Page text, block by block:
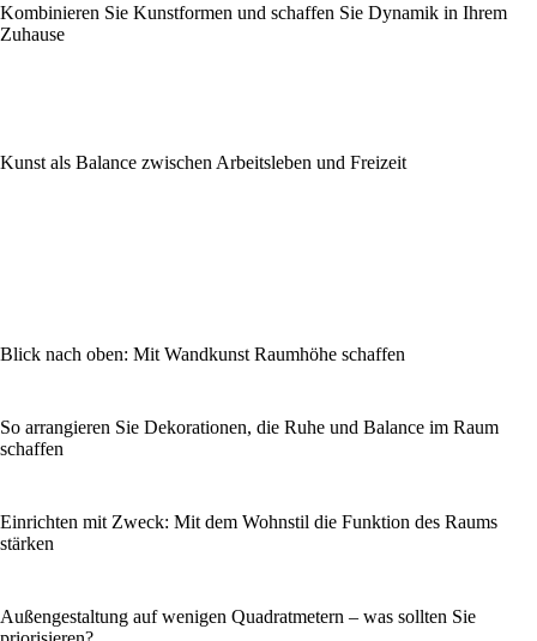
Kombinieren Sie Kunstformen und schaffen Sie Dynamik in Ihrem
Zuhause
Kunst als Balance zwischen Arbeitsleben und Freizeit
Blick nach oben: Mit Wandkunst Raumhöhe schaffen
So arrangieren Sie Dekorationen, die Ruhe und Balance im Raum
schaffen
Einrichten mit Zweck: Mit dem Wohnstil die Funktion des Raums
stärken
Außengestaltung auf wenigen Quadratmetern – was sollten Sie